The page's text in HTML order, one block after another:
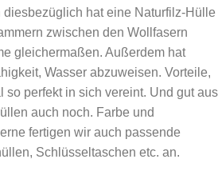
diesbezüglich hat eine Naturfilz-Hülle
zwischen den Wollfasern
gleichermaßen. Außerdem hat
Wasser abzuweisen. Vorteile,
so perfekt in sich vereint. Und gut aus
auch noch. Farbe und
fertigen wir auch passende
Schlüsseltaschen etc. an.